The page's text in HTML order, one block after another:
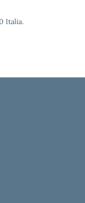
Italia.